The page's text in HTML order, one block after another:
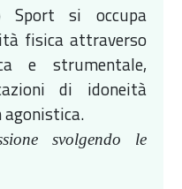
Sport si occupa
fisica attraverso
e strumentale,
di idoneità
svolgendo le